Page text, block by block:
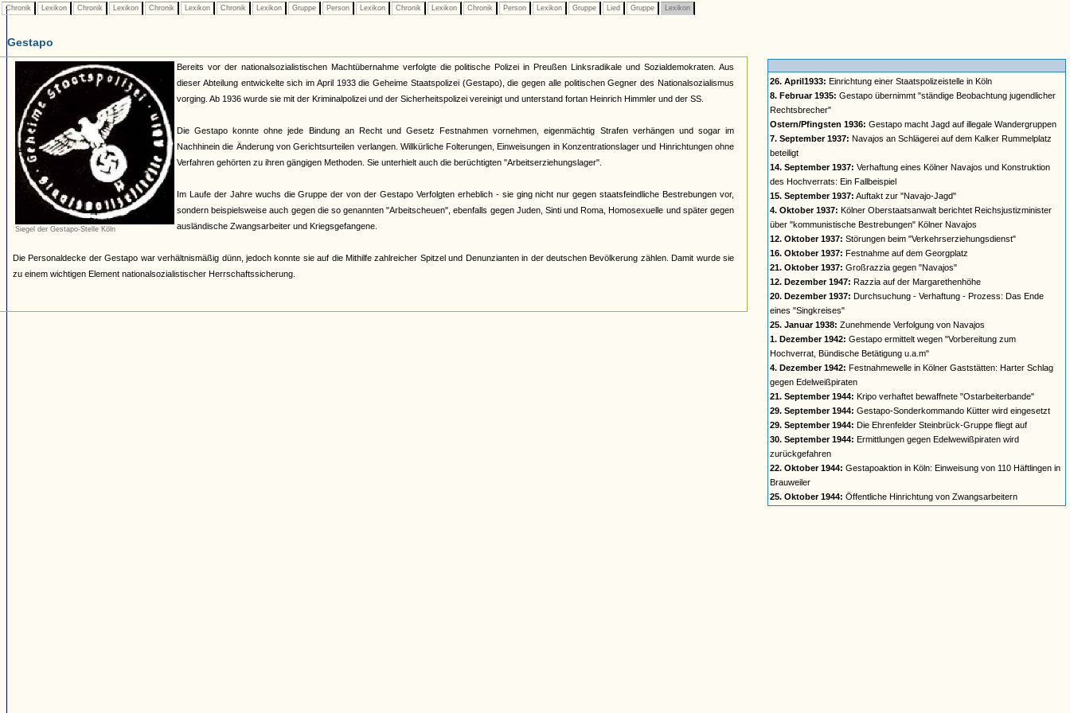
Chronik Lexikon Chronik Lexikon Chronik Lexikon Chronik Lexikon Gruppe Person Lexikon Chronik Lexikon Chronik Person Lexikon Gruppe Lied Gruppe Lexikon
Gestapo
Siegel der Gestapo-Stelle Köln
Bereits vor der nationalsozialistischen Machtübernahme verfolgte die politische Polizei in Preußen Linksradikale und Sozialdemokraten. Aus
dieser Abteilung entwickelte sich im April 1933 die Geheime Staatspolizei (Gestapo), die gegen alle politischen Gegner des Nationalsozialismus
vorging. Ab 1936 wurde sie mit der Kriminalpolizei und der Sicherheitspolizei vereinigt und unterstand fortan Heinrich Himmler und der SS.
Die Gestapo konnte ohne jede Bindung an Recht und Gesetz Festnahmen vornehmen, eigenmächtig Strafen verhängen und sogar im
Nachhinein die Änderung von Gerichtsurteilen verlangen. Willkürliche Folterungen, Einweisungen in Konzentrationslager und Hinrichtungen ohne
Verfahren gehörten zu ihren gängigen Methoden. Sie unterhielt auch die berüchtigten "Arbeitserziehungslager".
Im Laufe der Jahre wuchs die Gruppe der von der Gestapo Verfolgten erheblich - sie ging nicht nur gegen staatsfeindliche Bestrebungen vor,
sondern beispielsweise auch gegen die so genannten "Arbeitscheuen", ebenfalls gegen Juden, Sinti und Roma, Homosexuelle und später gegen
ausländische Zwangsarbeiter und Kriegsgefangene.
Die Personaldecke der Gestapo war verhältnismäßig dünn, jedoch konnte sie auf die Mithilfe zahlreicher Spitzel und Denunzianten in der deutschen Bevölkerung zählen. Damit wurde sie
zu einem wichtigen Element nationalsozialistischer Herrschaftssicherung.
26. April1933: Einrichtung einer Staatspolizeistelle in Köln
8. Februar 1935: Gestapo übernimmt "ständige Beobachtung jugendlicher
Rechtsbrecher"
Ostern/Pfingsten 1936: Gestapo macht Jagd auf illegale Wandergruppen
7. September 1937: Navajos an Schlägerei auf dem Kalker Rummelplatz
beteiligt
14. September 1937: Verhaftung eines Kölner Navajos und Konstruktion
des Hochverrats: Ein Fallbeispiel
15. September 1937: Auftakt zur "Navajo-Jagd"
4. Oktober 1937: Kölner Oberstaatsanwalt berichtet Reichsjustizminister
über "kommunistische Bestrebungen" Kölner Navajos
12. Oktober 1937: Störungen beim "Verkehrserziehungsdienst"
16. Oktober 1937: Festnahme auf dem Georgplatz
21. Oktober 1937: Großrazzia gegen "Navajos"
12. Dezember 1947: Razzia auf der Margarethenhöhe
20. Dezember 1937: Durchsuchung - Verhaftung - Prozess: Das Ende
eines "Singkreises"
25. Januar 1938: Zunehmende Verfolgung von Navajos
1. Dezember 1942: Gestapo ermittelt wegen "Vorbereitung zum
Hochverrat, Bündische Betätigung u.a.m"
4. Dezember 1942: Festnahmewelle in Kölner Gaststätten: Harter Schlag
gegen Edelweißpiraten
21. September 1944: Kripo verhaftet bewaffnete "Ostarbeiterbande"
29. September 1944: Gestapo-Sonderkommando Kütter wird eingesetzt
29. September 1944: Die Ehrenfelder Steinbrück-Gruppe fliegt auf
30. September 1944: Ermittlungen gegen Edelwewißpiraten wird
zurückgefahren
22. Oktober 1944: Gestapoaktion in Köln: Einweisung von 110 Häftlingen in
Brauweiler
25. Oktober 1944: Öffentliche Hinrichtung von Zwangsarbeitern